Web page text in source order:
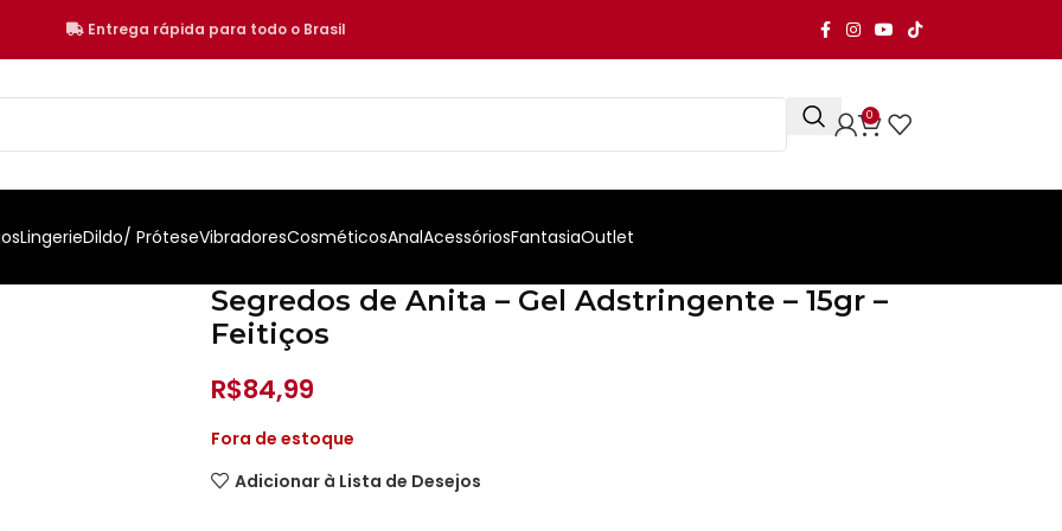
Entrega rápida para todo o Brasil
0
LingerieDildo/ PróteseVibradoresCosméticosAnalAcessóriosFantasiaOutlet
Segredos de Anita – Gel Adstringente – 15gr –
Feitiços
R$84,99
Fora de estoque
Adicionar à Lista de Desejos